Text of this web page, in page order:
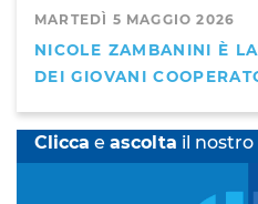
MARTEDÌ 5 MAGGIO 2026
NICOLE ZAMBANINI È
DEI GIOVANI
Clicca e ascolta il nostro